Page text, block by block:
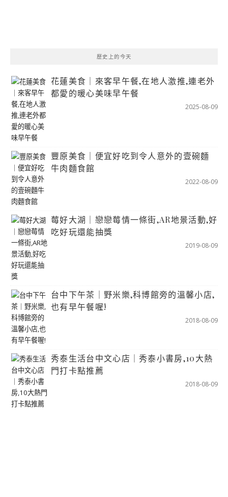
歷史上的今天
花蓮美食｜來客早午餐,在地人激推,連老外
都愛的暖心美味早午餐
2025-08-09
豐原美食｜便宜好吃到令人意外的壹碗麵
牛肉麵食館
2022-08-09
莓好大湖｜戀戀莓情一條街,AR地景活動,好
吃好玩還能抽獎
2019-08-09
台中下午茶｜野米樂,科博館旁的溫馨小店,
也有早午餐喔!
2018-08-09
秀泰生活台中文心店｜秀泰小書房,10大熱
門打卡點推薦
2018-08-09